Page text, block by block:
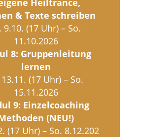
Heiltrance,
& Texte schreiben
9.10. (17 Uhr) – So.
11.10.2026
8: Gruppenleitung
lernen
(17 Uhr) – So.
15.11.2026
9: Einzelcoaching
(NEU!)
(17 Uhr) – So. 8.12.202